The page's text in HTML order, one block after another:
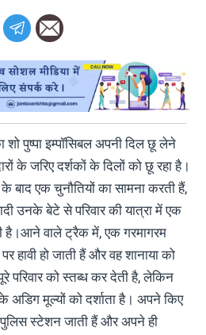
शो पुष्पा इम्पॉसिबल अपनी दिल छू लेने
के जरिए दर्शकों के दिलों को छू रहा है।
बाद एक चुनौतियों का सामना करती हैं,
उनके बेटे से परिवार की यात्रा में एक
है।आने वाले ट्रैक में, एक गरमागरम
हावी हो जाती हैं और वह शानाया को
परिवार को स्तब्ध कर देती है, लेकिन
अडिग मूल्यों को दर्शाता है। अपने किए
पुलिस स्टेशन जाती हैं और अपने ही